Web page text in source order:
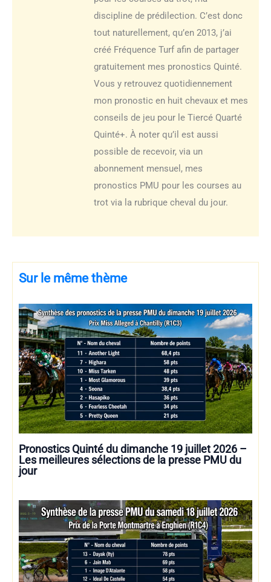
discipline de prédilection. C’est donc
tout naturellement, qu’en 2013, j’ai
créé Fréquence Turf afin de partager
gratuitement mes pronostics Quinté.
Vous y retrouvez quotidiennement
mon pronostic en huit chevaux et mes
conseils de jeu pour le Tiercé Quarté
Quinté+. À noter qu’il est aussi
possible de recevoir, via un
abonnement mensuel, mes
pronostics PMU pour les courses au
trot via la rubrique cheval du jour.
Sur le même thème
Pronostics Quinté du dimanche 19 juillet 2026 –
Les meilleures sélections de la presse PMU du
jour